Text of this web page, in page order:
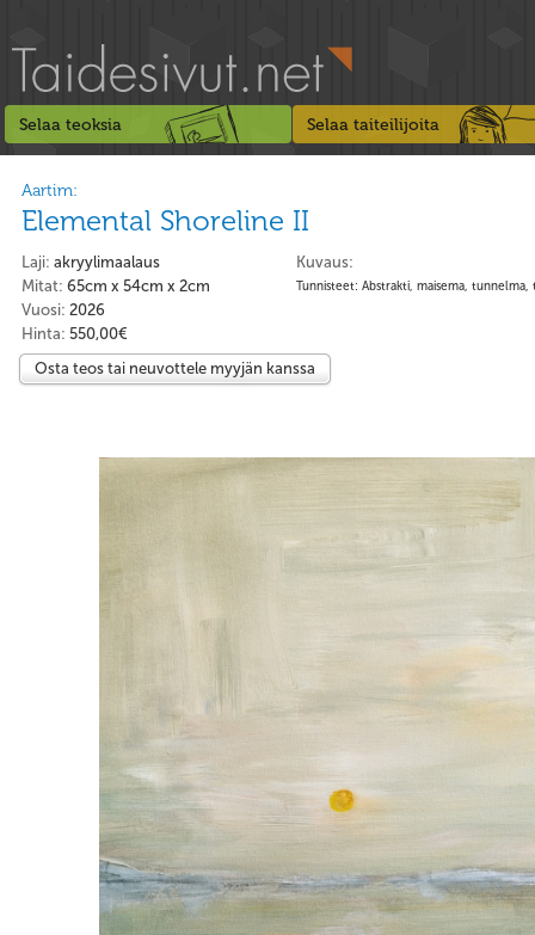
Selaa teoksia Selaa taiteilijoita
Aartim:
Elemental Shoreline II
Kuvaus:
Tunnisteet: Abstrakti, maisema,
Laji: akryylimaalaus
Mitat: 65cm x 54cm x 2cm
Vuosi: 2026
Hinta: 550,00€
Osta teos tai neuvottele myyjän kanssa